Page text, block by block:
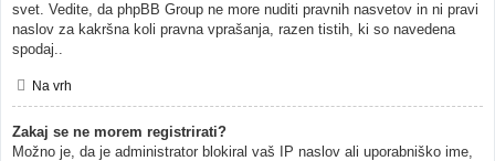
svet. Vedite, da phpBB Group ne more nuditi pravnih nasvetov in ni pravi
naslov za kakršna koli pravna vprašanja, razen tistih, ki so navedena
spodaj..
Na vrh
Zakaj se ne morem registrirati?
Možno je, da je administrator blokiral vaš IP naslov ali uporabniško ime,